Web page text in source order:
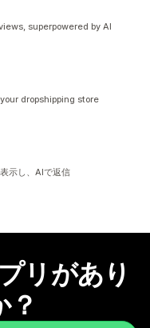
superpowered by AI
dropshipping store
示し、AIで返信
リがあり
？